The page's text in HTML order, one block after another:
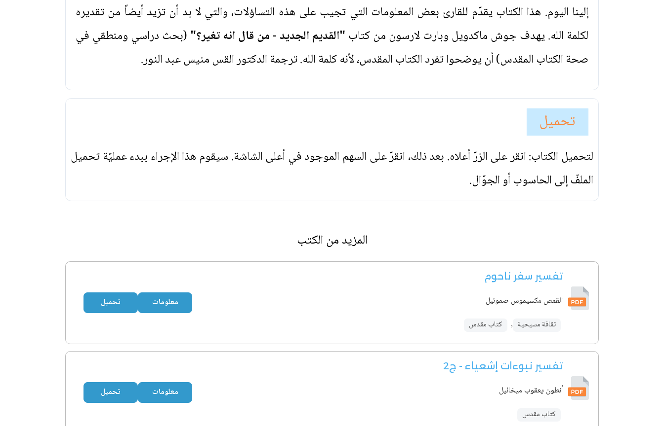
إلينا اليوم. هذا الكتاب يقدّم للقارئ بعض المعلومات التي تجيب على هذه التساؤلات، والتي لا بد أن تزيد أيضاً من تقديره
لكلمة الله. يهدف جوش ماكدويل وبارت لارسون من كتاب"القديم الجديد - من قال انه تغير؟"(بحث دراسي ومنطقي في
صحة الكتاب المقدس) أن يوضحوا تفرد الكتاب المقدس، لأنه كلمة الله. ترجمة الدكتور القس منيس عبد النور.
تحميل
لتحميل الكتاب: انقر على الزرّ أعلاه. بعد ذلك، انقرّ على السهم الموجود في أعلى الشاشة. سيقوم هذا الإجراء ببدء عمليّة تحميل
الملفّ إلى الحاسوب أو الجوّال.
المزيد من الكتب
تفسير سفر ناحوم
القمص مكسيموس صموئيل
ثقافة مسيحية , كتاب مقدس
معلومات تحميل
تفسير نبوءات إشعياء - ج2
أنطون يعقوب ميخائيل
كتاب مقدس
معلومات تحميل